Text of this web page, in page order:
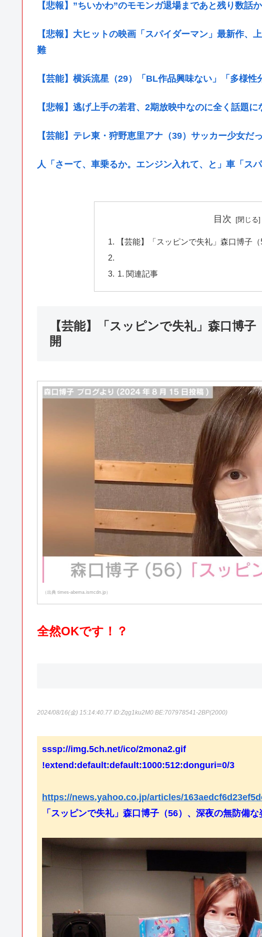
【悲報】”ちいかわ”のモモンガ退場まであと残り数話か
【悲報】大ヒットの映画「スパイダーマン」最新作、
難
【芸能】横浜流星（29）「BL作品興味ない」「多様
【悲報】逃げ上手の若君、2期放映中なのに全く話題に
【芸能】テレ東・狩野恵里アナ（39）サッカー少女だ
人「さーて、車乗るか。エンジン入れて、と」車「ス
目次
【芸能】「スッピンで失礼」森口博子
関連記事
【芸能】「スッピンで失礼」森口博
開
（出典 times-abema.ismcdn.jp）
全然OKです！？
2024/08/16(金) 15:14:40.77 ID:Zqg1ku2M0 BE:707978541-2BP(2000)
sssp://img.5ch.net/ico/2mona2.gif
!extend:default:default:1000:512:donguri=0/3
https://news.yahoo.co.jp/articles/
「スッピンで失礼」森口博子（56）、深夜の無防備